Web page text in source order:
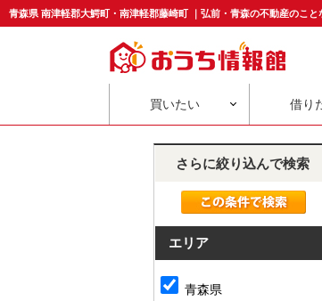
青森県 南津軽郡大鰐町・南津軽郡藤崎町 ｜弘前・青森の不動産のこと
買いたい 借り
さらに絞り込んで検索
エリア
青森県